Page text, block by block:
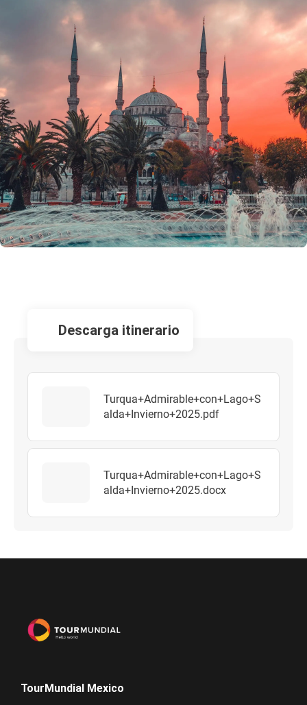
descarga itinerario
Turqua+Admirable+con+Lago+S
alda+Invierno+2025.pdf
Turqua+Admirable+con+Lago+S
alda+Invierno+2025.docx
TourMundial Mexico